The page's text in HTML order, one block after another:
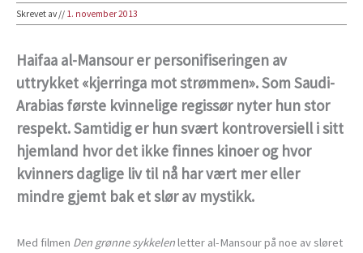
Skrevet av// 1. november 2013
Haifaa al-Mansour er personifiseringen av
uttrykket «kjerringa mot strømmen». Som Saudi-
Arabias første kvinnelige regissør nyter hun stor
respekt. Samtidig er hun svært kontroversiell i sitt
hjemland hvor det ikke finnes kinoer og hvor
kvinners daglige liv til nå har vært mer eller
mindre gjemt bak et slør av mystikk.
Med filmen Den grønne sykkelenletter al-Mansour på noe av sløret